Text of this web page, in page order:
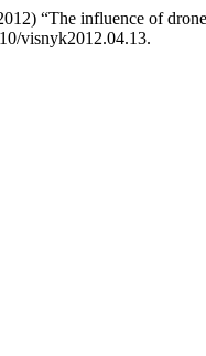
“The influence of
visnyk2012.04.13.